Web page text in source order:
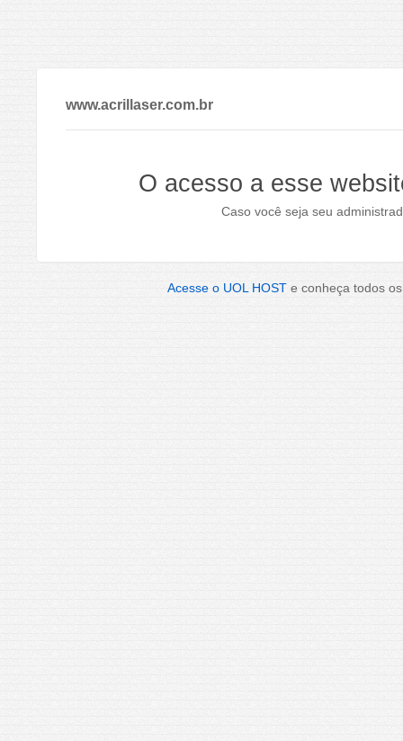
www.acrillaser.com.br
O acesso a esse
Caso você seja seu
Acesse o UOL HOST e conheça todos